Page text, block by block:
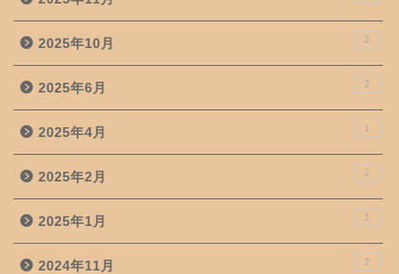
2025年10月 2
2025年6月 2
2025年4月 1
2025年2月 2
2025年1月 1
2024年11月 2